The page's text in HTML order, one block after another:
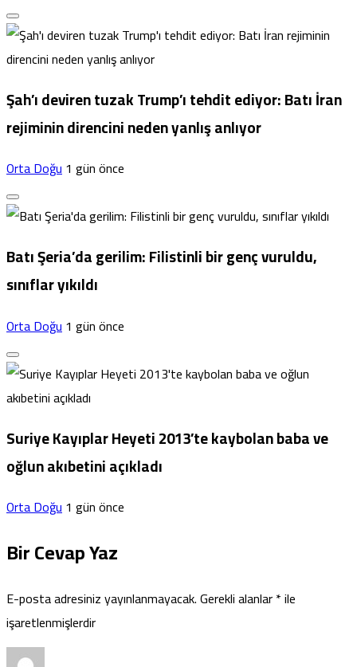
Şah’ı deviren tuzak Trump’ı tehdit ediyor: Batı İran
rejiminin direncini neden yanlış anlıyor
Orta Doğu1 gün önce
Batı Şeria’da gerilim: Filistinli bir genç vuruldu,
sınıflar yıkıldı
Orta Doğu1 gün önce
Suriye Kayıplar Heyeti 2013’te kaybolan baba ve
oğlun akıbetini açıkladı
Orta Doğu1 gün önce
Bir Cevap Yaz
E-posta adresiniz yayınlanmayacak.Gerekli alanlar*ile
işaretlenmişlerdir